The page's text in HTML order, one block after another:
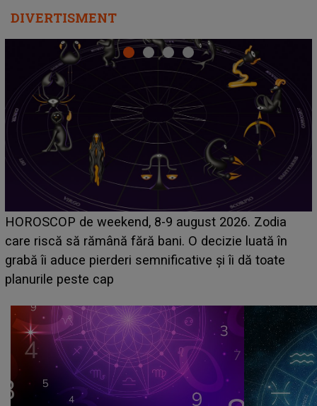
DIVERTISMENT
Emanuel a ținut ACEST DETALIU ASCUNS până
acum! În fața Alexandrei, concurentul din Casa Iubirii
face o MĂRTURISIRE NEAȘTEPTATĂ despre mama
sa: "I-am spus și ei în față, eu nu te iubesc pentru